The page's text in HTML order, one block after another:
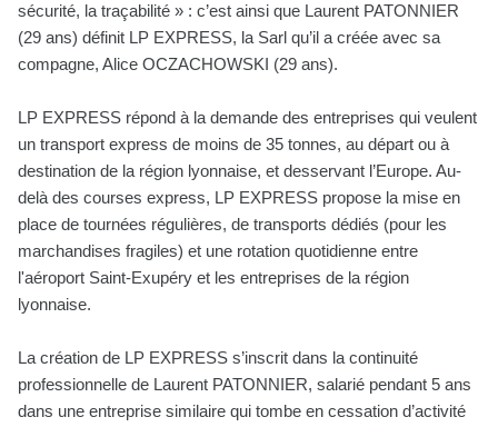
sécurité, la traçabilité » : c’est ainsi que Laurent PATONNIER
(29 ans) définit LP EXPRESS, la Sarl qu’il a créée avec sa
compagne, Alice OCZACHOWSKI (29 ans).
LP EXPRESS répond à la demande des entreprises qui veulent
un transport express de moins de 35 tonnes, au départ ou à
destination de la région lyonnaise, et desservant l’Europe. Au-
delà des courses express, LP EXPRESS propose la mise en
place de tournées régulières, de transports dédiés (pour les
marchandises fragiles) et une rotation quotidienne entre
l'aéroport Saint-Exupéry et les entreprises de la région
lyonnaise.
La création de LP EXPRESS s’inscrit dans la continuité
professionnelle de Laurent PATONNIER, salarié pendant 5 ans
dans une entreprise similaire qui tombe en cessation d’activité